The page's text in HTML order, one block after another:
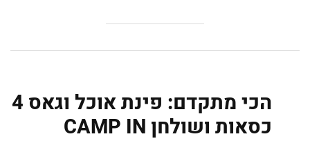
הכי מתקדם: פינת אוכל וגאס 4
כסאות ושולחן CAMP IN